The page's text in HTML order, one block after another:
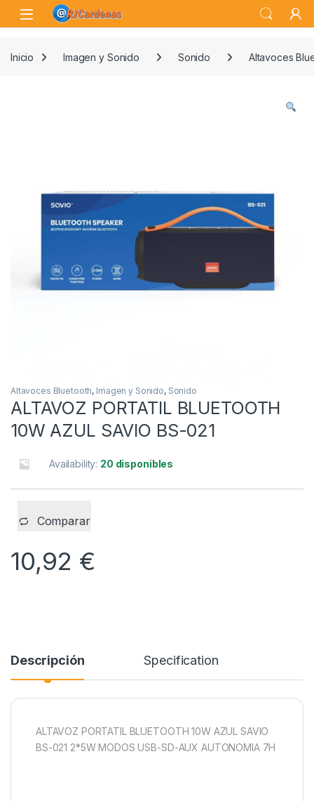
Skip to navigation
Skip to content
Open
Inicio Imagen y Sonido Sonido Altavoces
Altavoces Bluetooth, Imagen y Sonido, Sonido
ALTAVOZ PORTATIL BLUETOOTH
10W AZUL SAVIO BS-021
Availability: 20 disponibles
Comparar
10,92 €
Descripción Specification
ALTAVOZ PORTATIL BLUETOOTH 10W AZUL SAVIO
BS-021 2*5W MODOS USB-SD-AUX AUTONOMIA 7H